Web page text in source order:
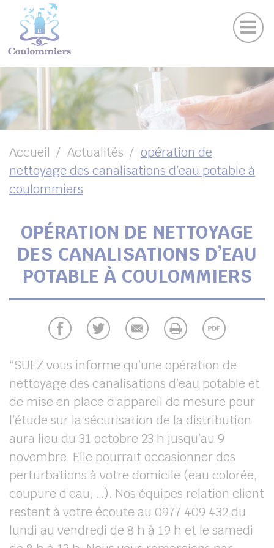
( VOTRE VILLE )
( AU QUOTIDIEN )
( LOISIRS )
( FAMILLE )
( ENVIRONNEMENT ET URBANISME )
( ÉCONOMIE ET EMPLOI )
ActuPublications
Suivez-nous sur Facebook
Suivez-nous sur Instagram
Suivez-nous sur Twitter
Suivez-nous sur Youtube
Accueil Actualités
opération de
nettoyage des canalisations d’eau potable à
coulommiers
OPÉRATION DE NETTOYAGE
DES CANALISATIONS D’EAU
POTABLE À COULOMMIERS
“SUEZ vous informe qu’une opération de
nettoyage des canalisations d’eau potable et
de mise en place d’appareil de mesure pour
l’étude sur la sécurisation de la distribution
aura lieu du 31 octobre 23 h jusqu’au 9
novembre. Elle pourrait occasionner des
perturbations à votre domicile (eau colorée,
coupure d’eau, …). Nos équipes relation client
restent à votre écoute au 0977 409 432 du
lundi au vendredi de 8 h à 19 h et le samedi
Panneau de gestion des cookies